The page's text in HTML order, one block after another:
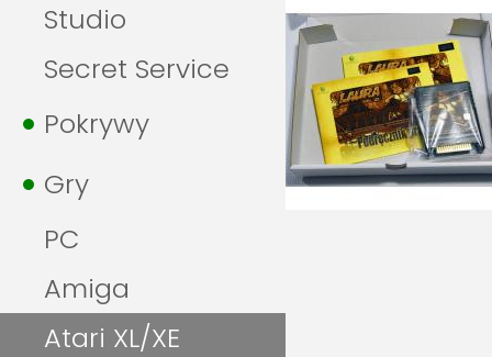
Studio
Secret Service
Pokrywy
Gry
PC
Amiga
Atari XL/XE